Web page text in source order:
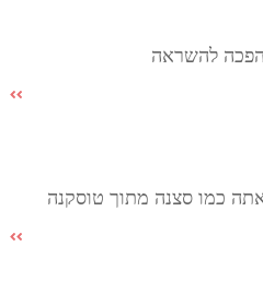
להשראה
כמו סצנה מתוך טוסקנה